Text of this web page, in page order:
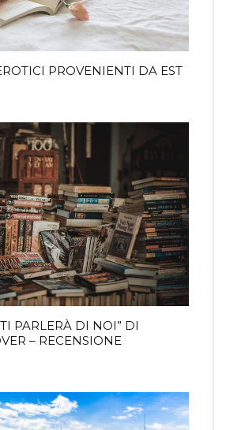
PROVENIENTI DA EST
PARLERÀ DI NOI” DI
– RECENSIONE